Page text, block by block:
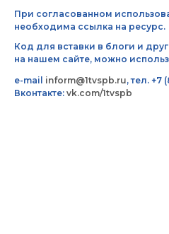
При согласованном
необходима ссылка на ресурс.
Код для вставки в блоги и
на нашем сайте, можно
e-mail inform@1tvspb.ru, тел. +7
Вконтакте: vk.com/1tvspb